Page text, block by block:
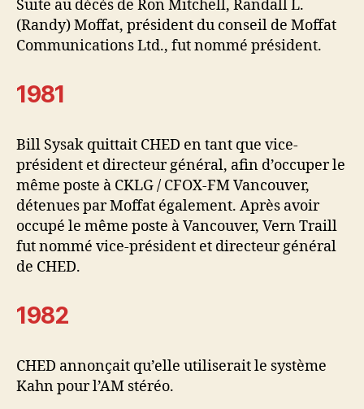
Suite au décès de Ron Mitchell, Randall L.
(Randy) Moffat, président du conseil de Moffat
Communications Ltd., fut nommé président.
1981
Bill Sysak quittait CHED en tant que vice-
président et directeur général, afin d’occuper le
même poste à CKLG / CFOX-FM Vancouver,
détenues par Moffat également. Après avoir
occupé le même poste à Vancouver, Vern Traill
fut nommé vice-président et directeur général
de CHED.
1982
CHED annonçait qu’elle utiliserait le système
Kahn pour l’AM stéréo.